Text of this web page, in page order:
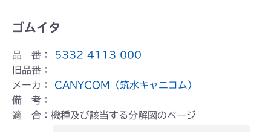
ゴムイタ
品 番：
5332 4113 000
旧品番：
メーカ： CANYCOM（筑水キャニコム）
備 考：
適 合：機種及び該当する分解図のページ